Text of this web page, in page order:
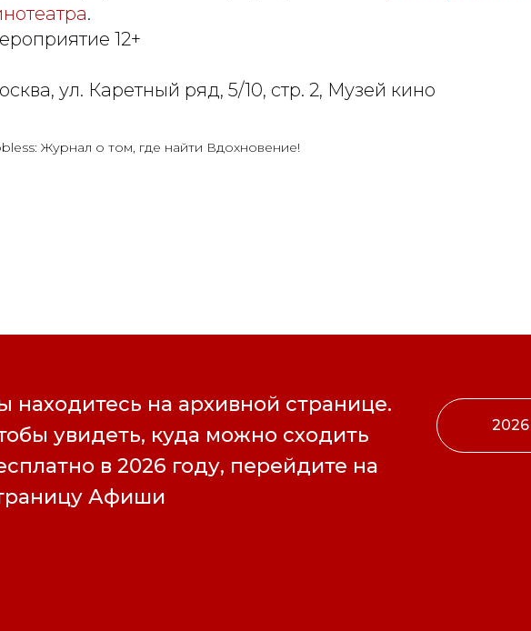
.
12+
ул. Каретный ряд, 5/10, стр. 2, Музей кино
Журнал о том, где найти Вдохновение!
находитесь на архивной странице.
увидеть, куда можно сходить
в 2026 году, перейдите на
Афиши
2026